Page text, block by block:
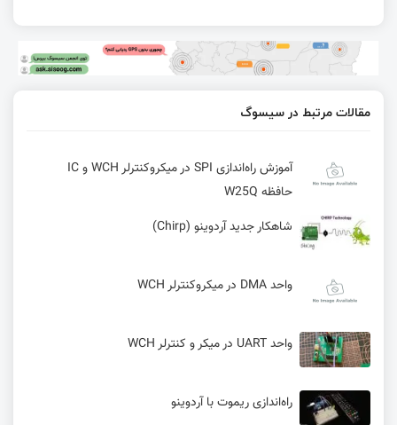
مقالات مرتبط در سیسوگ
آموزش راه‌اندازی SPI در میکروکنترلر WCH و IC
حافظه W25Q
شاهکار جدید آردوینو (Chirp)
واحد DMA در میکروکنترلر WCH
واحد UART در میکر و کنترلر WCH
راه‌اندازی ریموت با آردوینو